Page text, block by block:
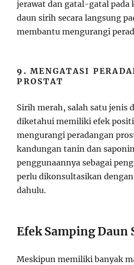
jerawat dan gatal-gatal pada
daun sirih secara langsung
membantu mengurangi
9.MENGATASI
PROSTAT
Sirih merah, salah satu jenis
diketahui memiliki efek
mengurangi peradangan
kandungan tanin dan
penggunaannya sebagai
perlu dikonsultasikan
dahulu.
Efek Samping Daun
Meskipun memiliki banyak